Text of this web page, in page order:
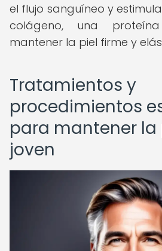
el flujo sanguíneo y
colágeno, una
mantener la piel firme y
Tratamientos y
procedimientos
para mantener la
joven